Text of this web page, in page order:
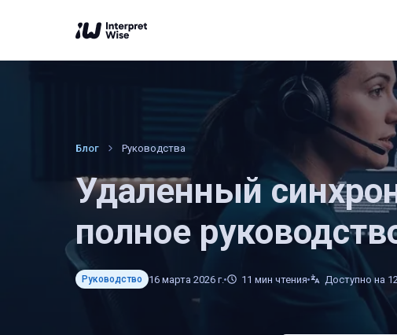
Блог Руководства
Удаленный
полное
Руководство 16 марта 2026 г. 11 мин чтения Доступно на